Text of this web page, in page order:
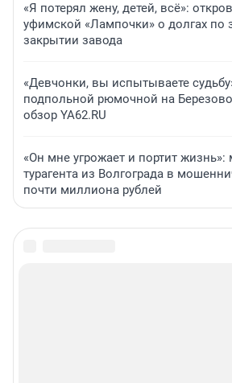
«Я потерял жену, детей, всё»:
уфимской «Лампочки» о долгах по
закрытии завода
«Девчонки, вы испытываете
подпольной рюмочной на
обзор YA62.RU
«Он мне угрожает и портит
турагента из Волгограда в
почти миллиона рублей